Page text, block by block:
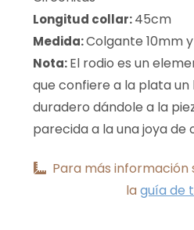
Longitud collar:45cm
Medida:Colgante 10mm
Nota:El rodio es un
que confiere a la plata
duradero dándole a la
parecida a la una joya de
Para más información
laguía de